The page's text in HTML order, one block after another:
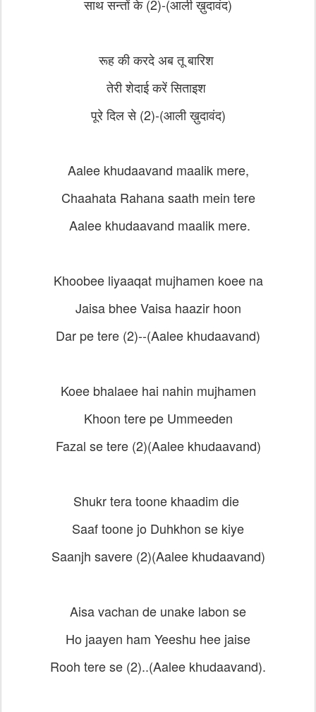
साथ सन्तों के (2)-(आली ख़ुदावंद)
रूह की करदे अब तू बारिश
तेरी शेदाईकरें सिताइश
पूरे दिल से (2)-(आली ख़ुदावंद)
Aalee khudaavand maalik mere,
Chaahata Rahana saath mein tere
Aalee khudaavand maalik mere.
Khoobee liyaaqat mujhamen koee na
Jaisa bheeVaisa haazir hoon
Dar pe tere (2)--(Aalee khudaavand)
Koee bhalaee hai nahin mujhamen
Khoon tere pe Ummeeden
Fazal se tere (2)(Aalee khudaavand)
Shukr tera toone khaadim die
Saaf toone jo Duhkhon se kiye
Saanjh savere (2)(Aalee khudaavand)
Aisa vachan de unake labon se
Ho jaayen ham Yeeshu hee jaise
Rooh tere se (2)..(Aalee khudaavand).